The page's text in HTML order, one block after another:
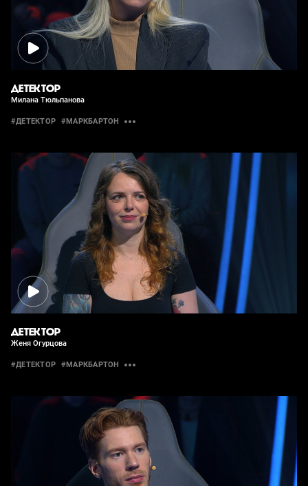
ДЕТЕКТОР
Милана Тюльпанова
#ДЕТЕКТОР #МАРКБАРТОН
ДЕТЕКТОР
Женя Огурцова
#ДЕТЕКТОР #МАРКБАРТОН